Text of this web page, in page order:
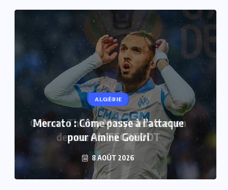
GABON
Gabon : Thierry Mouyouma met en
demeure la FEGAFOOT
7 AOÛT 2026